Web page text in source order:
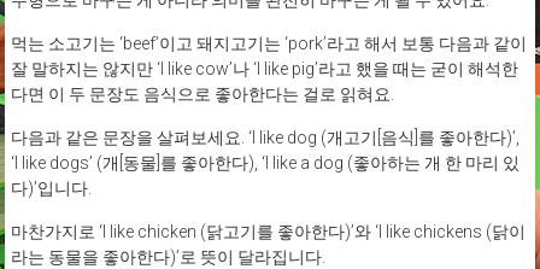
먹는 소고기는 ‘beef’이고 돼지고기는 ‘pork’라고 해서 보통 다음과 같이
잘 말하지는 않지만 ‘I like cow’나 ‘I like pig’라고 했을 때는 굳이 해석한
다면 이 두 문장도 음식으로 좋아한다는 걸로 읽혀요.
다음과 같은 문장을 살펴보세요. ‘I like dog (개고기[음식]를 좋아한다)’,
‘I like dogs’ (개[동물]를 좋아한다), ‘I like a dog (좋아하는 개 한 마리 있
다)’입니다.
마찬가지로 ‘I like chicken (닭고기를 좋아한다)’와 ‘I like chickens (닭이
라는 동물을 좋아한다)’로 뜻이 달라집니다.